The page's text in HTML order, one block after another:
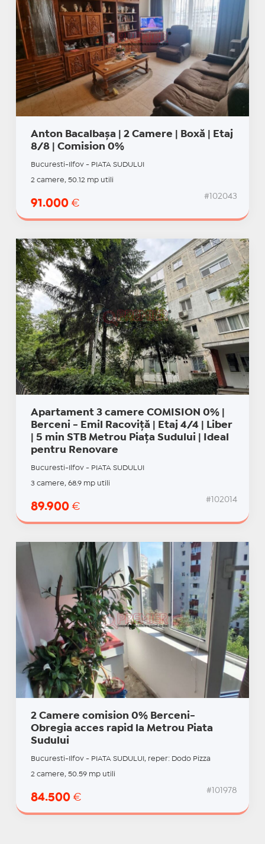
Anton Bacalbașa | 2 Camere | Boxă | Etaj
8/8 | Comision 0%
Bucuresti-Ilfov - PIATA SUDULUI
2 camere, 50.12 mp utili
91.000 €
#102043
Apartament 3 camere COMISION 0% |
Berceni - Emil Racoviță | Etaj 4/4 | Liber
| 5 min STB Metrou Piața Sudului | Ideal
pentru Renovare
Bucuresti-Ilfov - PIATA SUDULUI
3 camere, 68.9 mp utili
89.900 €
#102014
2 Camere comision 0% Berceni-
Obregia acces rapid la Metrou Piata
Sudului
Bucuresti-Ilfov - PIATA SUDULUI, reper: Dodo Pizza
2 camere, 50.59 mp utili
84.500 €
#101978